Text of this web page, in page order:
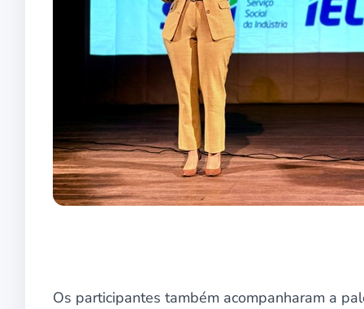
Os participantes também acompanharam a